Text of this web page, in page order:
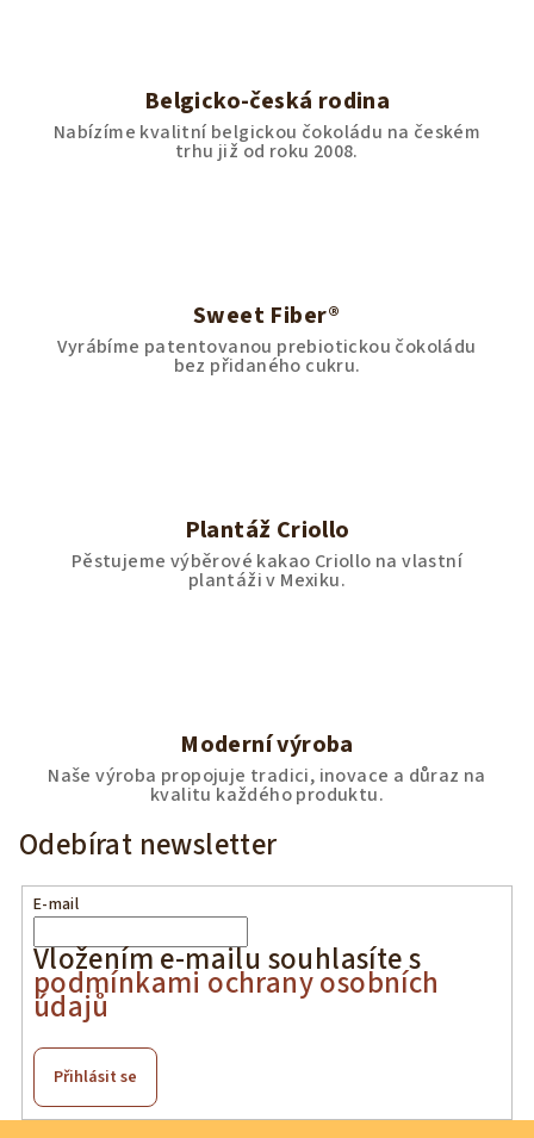
Belgicko-česká rodina
Nabízíme kvalitní belgickou čokoládu na českém
trhu již od roku 2008.
Sweet Fiber®
Vyrábíme patentovanou prebiotickou čokoládu
bez přidaného cukru.
Plantáž Criollo
Pěstujeme výběrové kakao Criollo na vlastní
plantáži v Mexiku.
Moderní výroba
Naše výroba propojuje tradici, inovace a důraz na
kvalitu každého produktu.
Odebírat newsletter
E-mail
Vložením e-mailu souhlasíte s
podmínkami ochrany osobních
údajů
Přihlásit se